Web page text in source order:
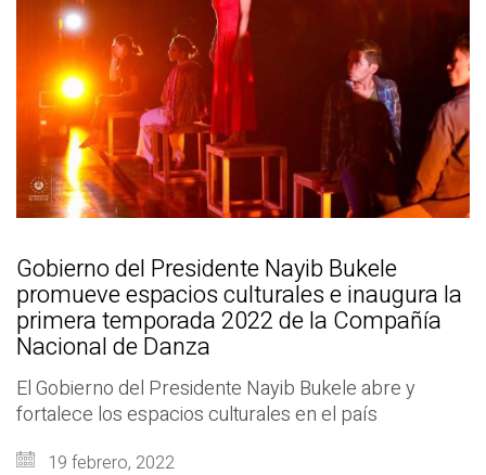
Gobierno del Presidente Nayib Bukele
promueve espacios culturales e inaugura la
primera temporada 2022 de la Compañía
Nacional de Danza
El Gobierno del Presidente Nayib Bukele abre y
fortalece los espacios culturales en el país
19 febrero, 2022